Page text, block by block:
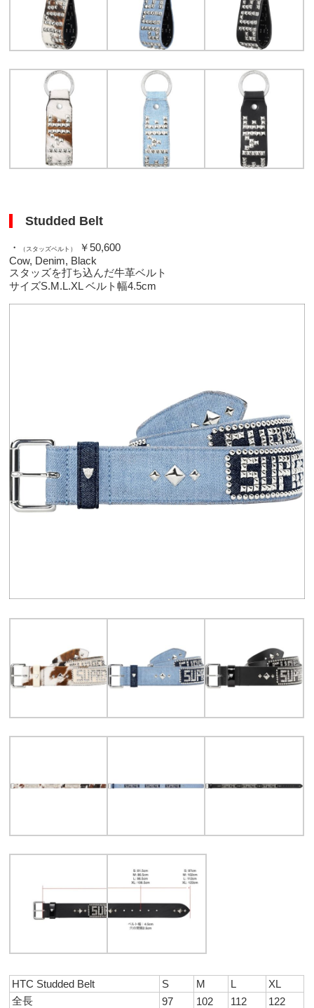
Studded Belt
・ （スタッズベルト）
￥50,600
Cow, Denim, Black
スタッズを打ち込んだ牛革ベルト
サイズS.M.L.XL ベルト幅4.5cm
HTC Studded Belt S M L
XL
全長
97 102 112
122